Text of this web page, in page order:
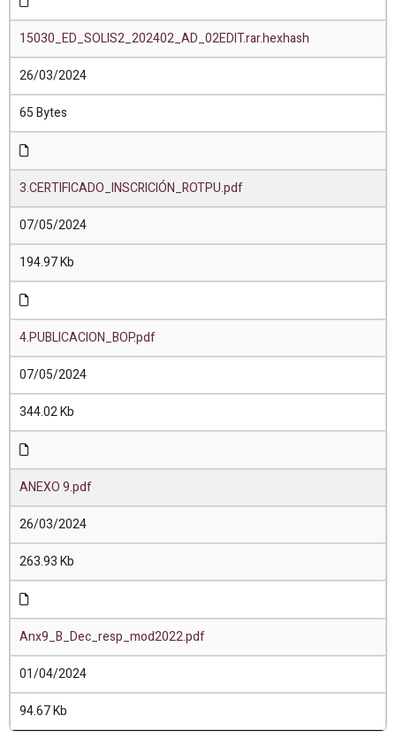
15030_ED_SOLIS2_202402_AD_02EDIT.rar.hexhash
26/03/2024
65 Bytes
3.CERTIFICADO_INSCRICIÓN_ROTPU.pdf
07/05/2024
194.97 Kb
4.PUBLICACION_BOP.pdf
07/05/2024
344.02 Kb
ANEXO 9.pdf
26/03/2024
263.93 Kb
Anx9_B_Dec_resp_mod2022.pdf
01/04/2024
94.67 Kb